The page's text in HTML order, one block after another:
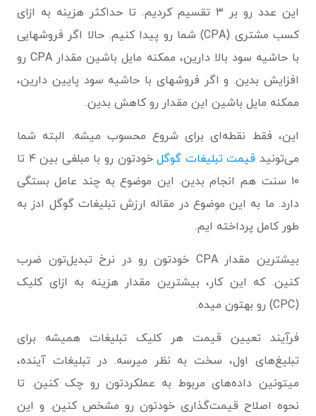
این عدد رو بر ۳ تقسیم کردیم. تا حداکثر هزینه ‌به ‌ازای
‌کسب مشتری (CPA) شما رو پیدا کنیم. حالا اگر فروشهایی
با حاشیه‌ سود بالا دارین، ممکنه مایل باشین مقدار CPA رو
افزایش بدین. و اگر فروشهای با حاشیه سود پایین دارین،
ممکنه مایل باشین این مقدار رو کاهش بدین.
این، فقط نقطه‌ای برای شروع محسوب میشه. البته شما
می‌تونید قیمت تبلیغات گوگل
خودتون رو با مبلغی بین ۴ تا
۱۰ سنت هم انجام بدین. این موضوع به چند عامل بستگی
دارد. ما به این موضوع در مقاله ارزش تبلیغات گوگل ادز به
طور کامل پرداخته ایم.
بیشترین مقدار CPA خودتون رو در نرخ تبدیل‌تون ضرب
کنین. که این کار، بیشترین مقدار هزینه ‌به ‌ازای ‌کلیک
(CPC) رو بهتون میده.
فرآِیند تعیین قیمت هر کلیک تبلیغات همیشه برای
تبلیغ‌های اول، سخت به نظر میرسه. در تبلیغات آینده،
میتونین داده‌های مربوط به عملکردتون رو چک کنین. تا
نحوه‌ اصلاح قیمت‌گذاری خودتون رو مشخص کنین. و این